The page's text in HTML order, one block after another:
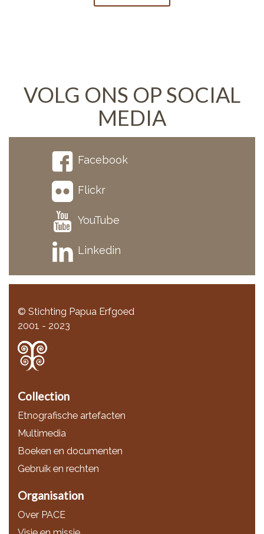
VOLG ONS OP SOCIAL
MEDIA
Facebook
Flickr
YouTube
Linkedin
© Stichting Papua Erfgoed
2001 - 2023
Collection
Etnografische artefacten
Multimedia
Boeken en documenten
Gebruik en rechten
Organisation
Over PACE